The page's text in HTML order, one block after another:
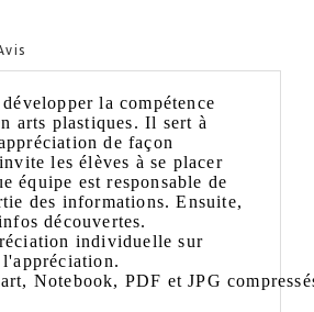
la compétence
arts plastiques. Il sert à
de façon
les élèves à se placer
équipe est responsable de
des informations. Ensuite,
découvertes.
individuelle sur
, Notebook, PDF etJPG